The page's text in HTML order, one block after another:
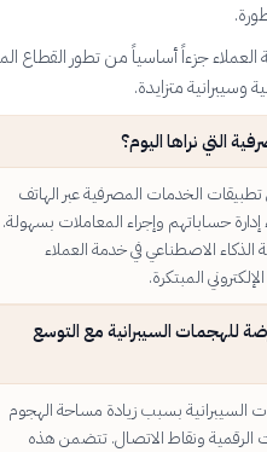
جزءاً أساسياً من تطور القطاع المالي
متزايدة.
نراها اليوم؟
الخدمات المصرفية عبر الهاتف
حساباتهم وإجراء المعاملات بسهولة.
الاصطناعي في خدمة العملاء
المبتكرة.
السيبرانية مع التوسع
بسبب زيادة مساحة الهجوم
ونقاط الاتصال. تتضمن هذه